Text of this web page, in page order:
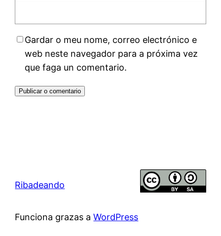
Gardar o meu nome, correo electrónico e
web neste navegador para a próxima vez
que faga un comentario.
Ribadeando
Funciona grazas aWordPress